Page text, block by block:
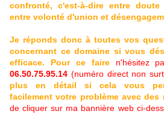
confronté, c'est-à-dire entre
entre volonté d'union et
Je réponds donc à toutes vos
concernant ce domaine si vous
efficace. Pour ce faire
n'hésitez
06.50.75.95.14 (numéro direct non
plus en détail si cela vous
facilement votre problème avec des
de cliquer sur ma bannière web ci-